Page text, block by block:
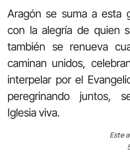
Aragón se suma a esta
con la alegría de quien
también se renueva
caminan unidos,
interpelar por el
peregrinando juntos,
Iglesia viva.
Este